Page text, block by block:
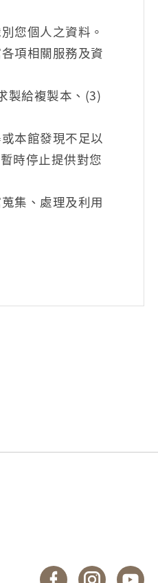
您個人之資料。
項相關服務及資
製給複製本、(3)
本館發現不足以
時停止提供對您
集、處理及利用
國立臺灣歷史博
國立臺灣